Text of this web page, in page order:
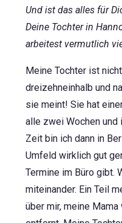
Und ist das alles für
Deine Tochter in
arbeitest vermutlich
Meine Tochter ist
dreizehneinhalb und
sie meint! Sie hat
alle zwei Wochen und
Zeit bin ich dann in
Umfeld wirklich gut
Termine im Büro gibt.
miteinander. Ein Teil
über mir, meine